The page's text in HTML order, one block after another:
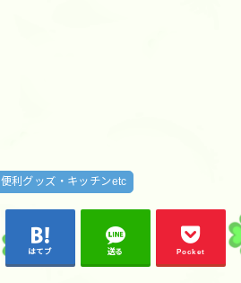
便利グッズ・キッチンetc
はてブ 送る Pocket